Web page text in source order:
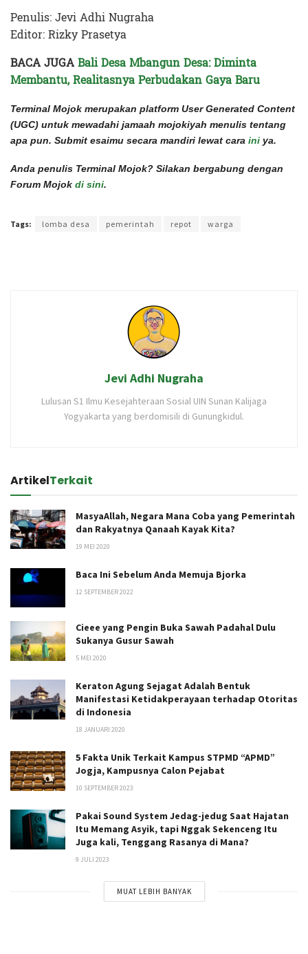
Penulis: Jevi Adhi Nugraha
Editor: Rizky Prasetya
BACA JUGABali Desa Mbangun Desa: Diminta
Membantu, Realitasnya Perbudakan Gaya Baru
Terminal Mojok merupakan platform User Generated Content
(UGC) untuk mewadahi jamaah mojokiyah menulis tentang
apa pun. Submit esaimu secara mandiri lewat cara ini ya.
Anda penulis Terminal Mojok? Silakan bergabung dengan
Forum Mojok di sini.
Tags: lomba desa pemerintah repot warga
Jevi Adhi Nugraha
Lulusan S1 Ilmu Kesejahteraan Sosial UIN Sunan Kalijaga
Yogyakarta yang berdomisili di Gunungkidul.
ArtikelTerkait
MasyaAllah, Negara Mana Coba yang Pemerintah
dan Rakyatnya Qanaah Kayak Kita?
19 MEI 2020
Baca Ini Sebelum Anda Memuja Bjorka
12 SEPTEMBER 2022
Cieee yang Pengin Buka Sawah Padahal Dulu
Sukanya Gusur Sawah
5 MEI 2020
Keraton Agung Sejagat Adalah Bentuk
Manifestasi Ketidakperayaan terhadap Otoritas
di Indonesia
18 JANUARI 2020
5 Fakta Unik Terkait Kampus STPMD “APMD”
Jogja, Kampusnya Calon Pejabat
10 SEPTEMBER 2023
Pakai Sound System Jedag-jedug Saat Hajatan
Itu Memang Asyik, tapi Nggak Sekenceng Itu
Juga kali, Tenggang Rasanya di Mana?
9 JULI 2023
MUAT LEBIH BANYAK